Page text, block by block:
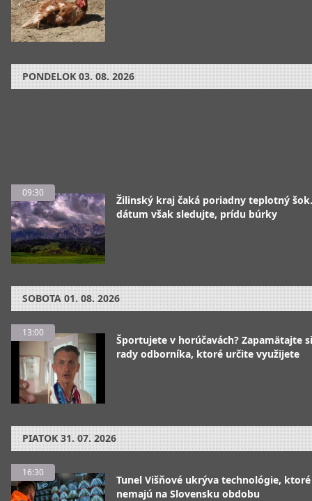
PONDELOK 03. 08. 2026
09:30
Žilinský kraj čaká poriadny teplotný
dátum však sledujte, prídu búrky
SOBOTA 01. 08. 2026
13:00
Športujete v horúčavách? Zapamätajte
rady odborníka, ktoré určite využijete
PIATOK 31. 07. 2026
16:30
Tunel Višňové ukrýva technológie, ktoré
nemajú na Slovensku obdobu